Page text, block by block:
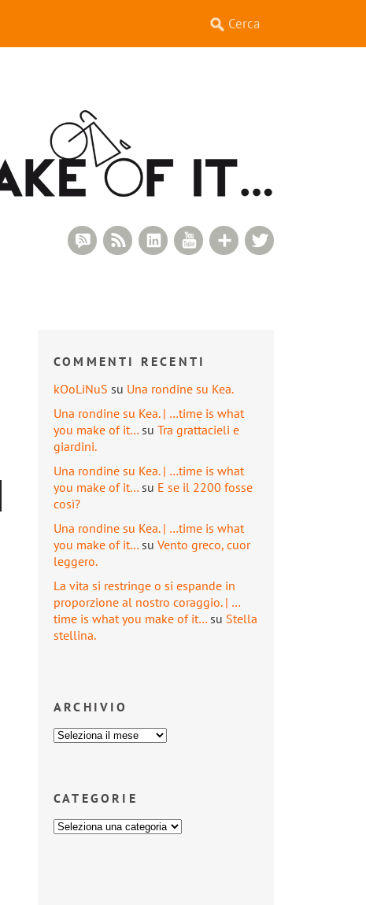
Google+
YouTube
LinkedIn
RSS Feed
RSS Comments
COMMENTI RECENTI
kOoLiNuS su Una rondine su Kea.
Una rondine su Kea. | …time is what
you make of it… su Tra grattacieli e
giardini.
Una rondine su Kea. | …time is what
you make of it… su E se il 2200 fosse
così?
Una rondine su Kea. | …time is what
you make of it… su Vento greco, cuor
leggero.
La vita si restringe o si espande in
proporzione al nostro coraggio. | …
time is what you make of it… su Stella
stellina.
ARCHIVIO
CATEGORIE